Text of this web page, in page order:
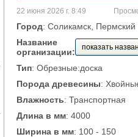
22 июня 2026 г. 8:49
Город: Соликамск, Пермский
Название
организации:
показать
Тип: Обрезные:доска
Порода древесины:
Влажность: Транспортная
Длина в мм: 4000
Ширина в мм: 100 - 150